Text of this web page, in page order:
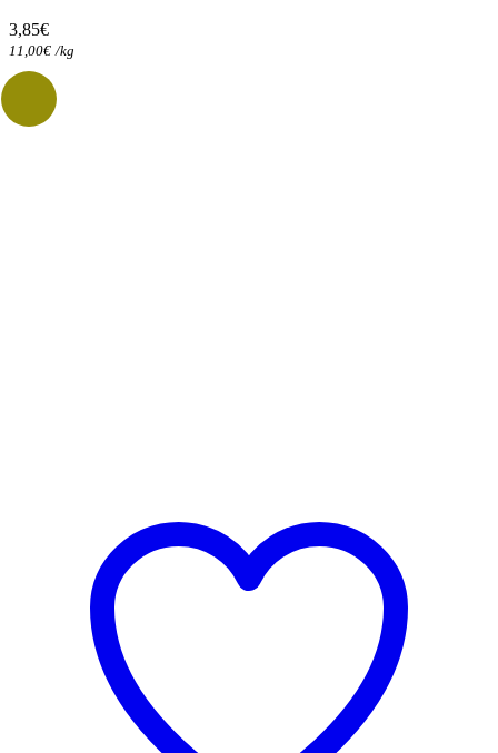
3,85€
11,00€ /kg